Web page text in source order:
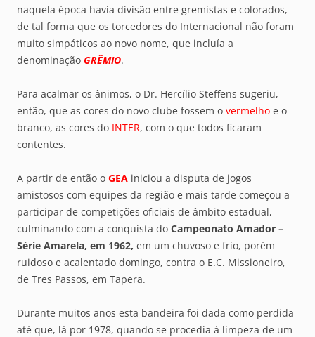
naquela época havia divisão entre gremistas e colorados,
de tal forma que os torcedores do Internacional não foram
muito simpáticos ao novo nome, que incluía a
denominação GRÊMIO.
Para acalmar os ânimos, o Dr. Hercílio Steffens sugeriu,
então, que as cores do novo clube fossem o vermelho e o
branco, as cores do INTER, com o que todos ficaram
contentes.
A partir de então o GEA iniciou a disputa de jogos
amistosos com equipes da região e mais tarde começou a
participar de competições oficiais de âmbito estadual,
culminando com a conquista do Campeonato Amador –
Série Amarela, em 1962, em um chuvoso e frio, porém
ruidoso e acalentado domingo, contra o E.C. Missioneiro,
de Tres Passos, em Tapera.
Durante muitos anos esta bandeira foi dada como perdida
até que, lá por 1978, quando se procedia à limpeza de um